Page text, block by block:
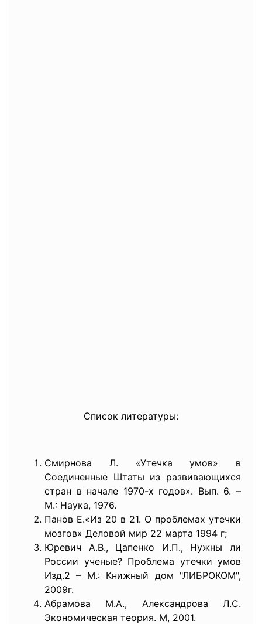
Список литературы:
Смирнова Л. «Утечка умов» в
Соединенные Штаты из развивающихся
стран в начале 1970-х годов». Вып. 6. –
М.: Наука, 1976.
Панов Е.«Из 20 в 21. О проблемах утечки
мозгов» Деловой мир 22 марта 1994 г;
Юревич А.В., Цапенко И.П., Нужны ли
России ученые? Проблема утечки умов
Изд.2 – М.: Книжный дом "ЛИБРОКОМ",
2009г.
Абрамова М.А., Александрова Л.С.
Экономическая теория. М, 2001.